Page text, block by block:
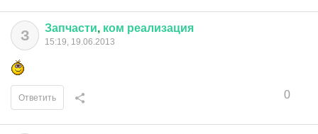
З Запчасти, ком реализация
15:19, 19.06.2013
0
Ответить